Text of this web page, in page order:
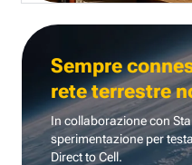
Sempre
rete terrestre
In collaborazione con
sperimentazione per
Direct to Cell.